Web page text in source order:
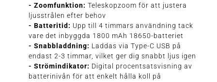
- Zoomfunktion: Teleskopzoom för att justera
ljusstrålen efter behov
- Batteritid: Upp till 4 timmars användning tack
vare det inbyggda 1800 mAh 18650-batteriet
- Snabbladdning: Laddas via Type-C USB på
endast 2-3 timmar, vilket ger dig snabbt ljus igen
- Strömindikator: Digital procentsatsvisning av
batterinivån för att enkelt hålla koll på